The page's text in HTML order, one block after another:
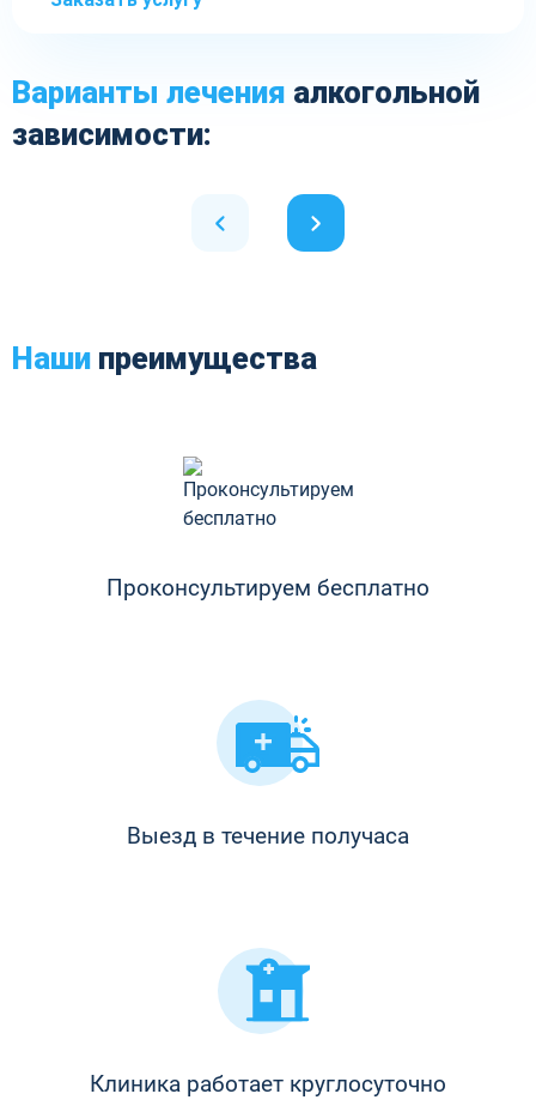
Варианты лечения алкогольной
зависимости:
Наши преимущества
Проконсультируем бесплатно
Выезд в течение получаса
Клиника работает круглосуточно